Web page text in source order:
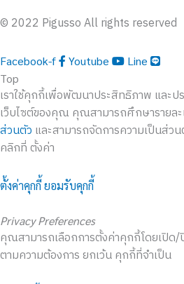
© 2022 Pigusso All rights reserved
Facebook-f Youtube
Line
Top
เราใช้คุกกี้เพื่อพัฒนาประสิทธิภาพ และ
เว็บไซต์ของคุณ คุณสามารถศึกษารายละ
ส่วนตัว และสามารถจัดการความเป็นส่ว
คลิกที่ ตั้งค่า
ตั้งค่าคุกกี้ยอมรับคุกกี้
Privacy Preferences
คุณสามารถเลือกการตั้งค่าคุกกี้โดยเปิด
ตามความต้องการ ยกเว้น คุกกี้ที่จำเป็น